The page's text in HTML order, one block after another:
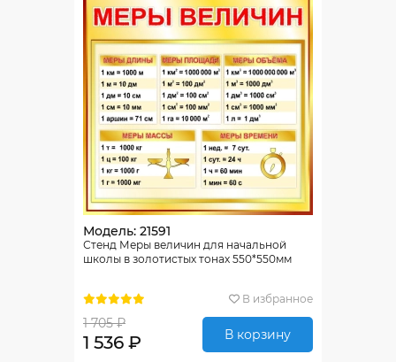
Модель: 21591
Стенд Меры величин для начальной
школы в золотистых тонах 550*550мм
В избранное
1 705 ₽
1 536 ₽ В корзину